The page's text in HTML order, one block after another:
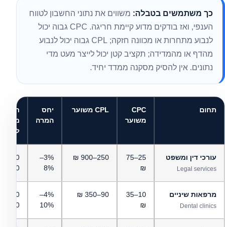
כך משתמשים בטבלה: משווים את נתוני החשבון לטווח
הענפי, ואז בודקים מדוע קיימת חריגה. CPC גבוה יכול
לנבוע מתחרות או מכוונה חזקה; CPL גבוה יכול לנבוע
מהדף או מהמדידה; תקציב קטן יכול לייצר מעט מדי
נתונים. אין להסיק מסקנה ממדד יחיד.
תחום
CPC
משוער
CPL משוער
יחס
המרה
מדיה
עורכי דין ומשפט
Legal services
25–75
₪
250–900 ₪
3%–
8%
₪
מרפאות שיניים
Dental clinics
10–35
₪
90–350 ₪
4%–
10%
₪